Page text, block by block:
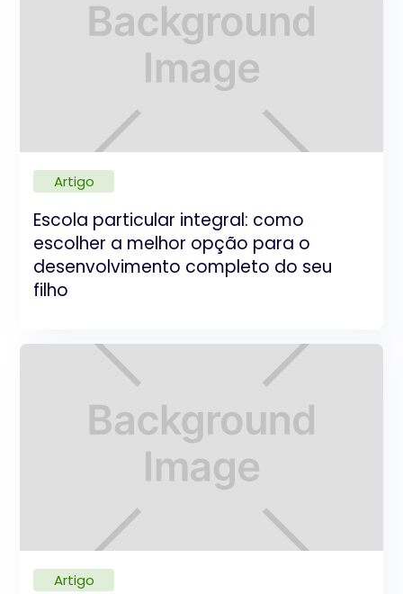
Artigo
Escola particular integral: como
escolher a melhor opção para o
desenvolvimento completo do seu
filho
Artigo